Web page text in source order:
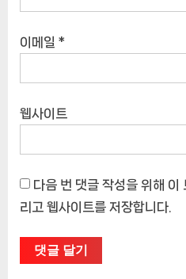
이메일 *
웹사이트
다음 번 댓글 작성을 위해 이
리고 웹사이트를 저장합니다.